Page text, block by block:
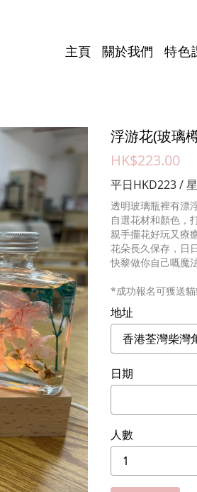
主頁 關於我們 特色
浮游花(玻璃
HK$223.00
平日HKD223 /
透明玻璃瓶裡有漂
自選花材和顏色，
親手擺花好玩又療
花朵長久保存，日
快黎做你自己嘅魔
*成功報名可獲送
地址
日期
人數